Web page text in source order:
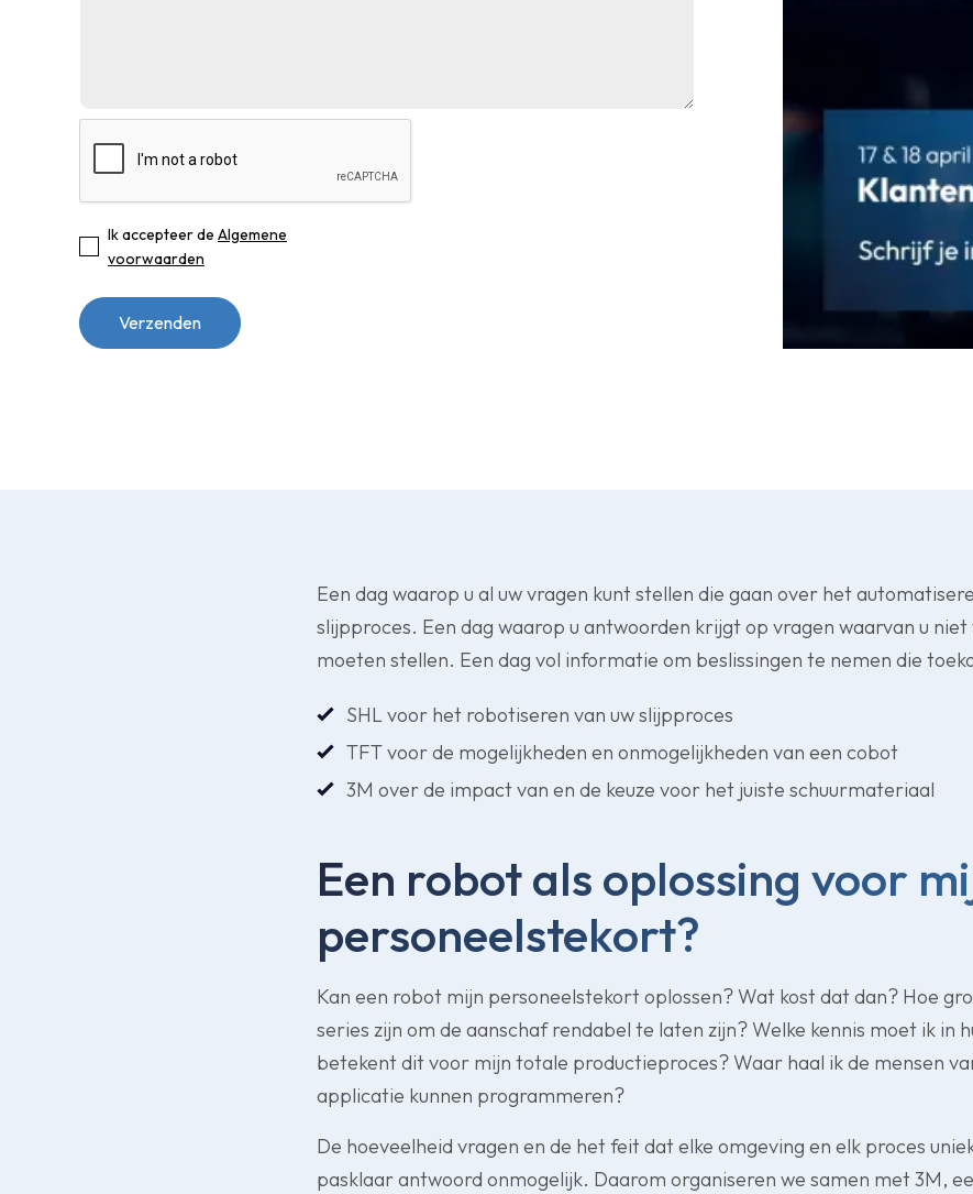
Ik accepteer de Algemene
voorwaarden
Een dag waarop u al uw vragen kunt stellen die gaan over het
slijpproces. Een dag waarop u antwoorden krijgt op vragen waarvan u niet
moeten stellen. Een dag vol informatie om beslissingen te nemen die
SHL voor het robotiseren van uw slijpproces
TFT voor de mogelijkheden en onmogelijkheden van een cobot
3M over de impact van en de keuze voor het juiste schuurmateriaal
Een robot als oplossing voor
personeelstekort?
Kan een robot mijn personeelstekort oplossen? Wat kost dat dan? Hoe
series zijn om de aanschaf rendabel te laten zijn? Welke kennis moet ik in
betekent dit voor mijn totale productieproces? Waar haal ik de mensen
applicatie kunnen programmeren?
De hoeveelheid vragen en de het feit dat elke omgeving en elk proces
pasklaar antwoord onmogelijk. Daarom organiseren we samen met 3M,